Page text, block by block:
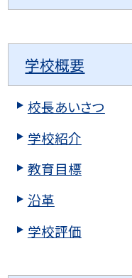
学校概要
校長あいさつ
学校紹介
教育目標
沿革
学校評価